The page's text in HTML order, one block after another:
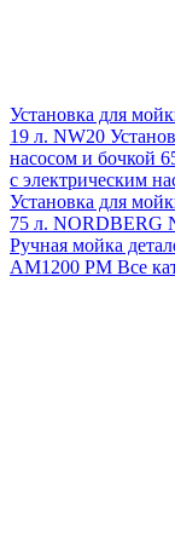
Установка для
19 л. NW20
насосом и бочкой
с электрическим
Установка для
75 л. NORDBERG
Ручная мойка
АМ1200 РМ Все